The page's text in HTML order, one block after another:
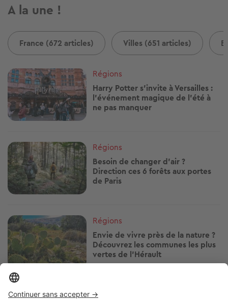
A la une !
France (672 articles) Villes (651 articles)
Image
Régions
Harry Potter s'invite à Versailles :
l'événement magique de l'été à
ne pas manquer
Image
Régions
Besoin de changer d'air ?
Direction ces 6 forêts aux portes
de Paris
Image
Régions
Envie de vivre près de la nature ?
Découvrez les communes les plus
vertes de l’Hérault
Image
Régions